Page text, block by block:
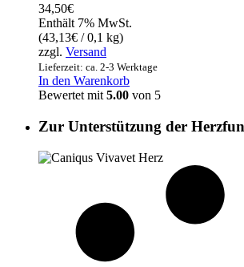
34,50€
Enthält 7% MwSt.
(43,13€ / 0,1 kg)
zzgl. Versand
Lieferzeit: ca. 2-3 Werktage
In den Warenkorb
Bewertet mit 5.00 von 5
Zur Unterstützung der